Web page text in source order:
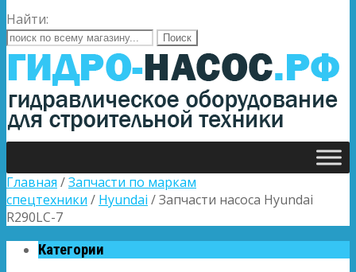
Найти:
Главная /Запчасти по маркам
спецтехники / Hyundai / Запчасти насоса Hyundai
R290LC-7
Категории